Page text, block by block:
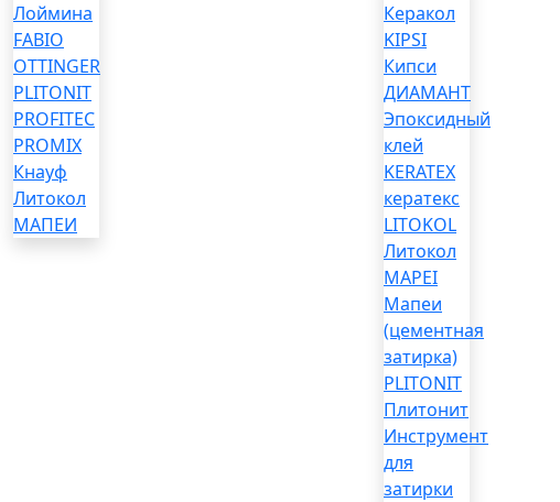
Лоймина
FABIO
OTTINGER
PLITONIT
PROFITEC
PROMIX
Кнауф
Литокол
МАПЕИ
Керакол
KIPSI
Кипси
ДИАМАНТ
Эпоксидный
клей
KERATEX
кератекс
LITOKOL
Литокол
MAPEI
Мапеи
(цементная
затирка)
PLITONIT
Плитонит
Инструмент
для
затирки